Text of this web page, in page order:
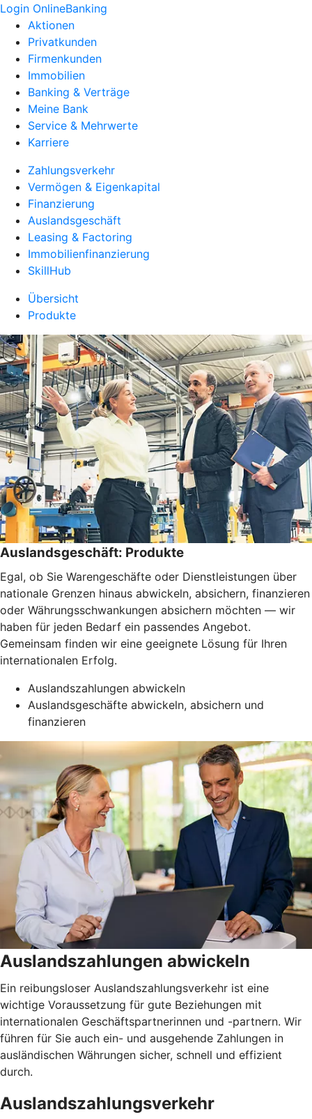
Login OnlineBanking
Aktionen
Privatkunden
Firmenkunden
Immobilien
Banking & Verträge
Meine Bank
Service & Mehrwerte
Karriere
Zahlungsverkehr
Vermögen & Eigenkapital
Finanzierung
Auslandsgeschäft
Leasing & Factoring
Immobilienfinanzierung
SkillHub
Übersicht
Produkte
Auslandsgeschäft: Produkte
Egal, ob Sie Warengeschäfte oder Dienstleistungen über
nationale Grenzen hinaus abwickeln, absichern, finanzieren
oder Währungsschwankungen absichern möchten — wir
haben für jeden Bedarf ein passendes Angebot.
Gemeinsam finden wir eine geeignete Lösung für Ihren
internationalen Erfolg.
Auslandszahlungen abwickeln
Auslandsgeschäfte abwickeln, absichern und
finanzieren
Auslandszahlungen abwickeln
Ein reibungsloser Auslandszahlungsverkehr ist eine
wichtige Voraussetzung für gute Beziehungen mit
internationalen Geschäftspartnerinnen und -partnern. Wir
führen für Sie auch ein- und ausgehende Zahlungen in
ausländischen Währungen sicher, schnell und effizient
durch.
Auslandszahlungsverkehr